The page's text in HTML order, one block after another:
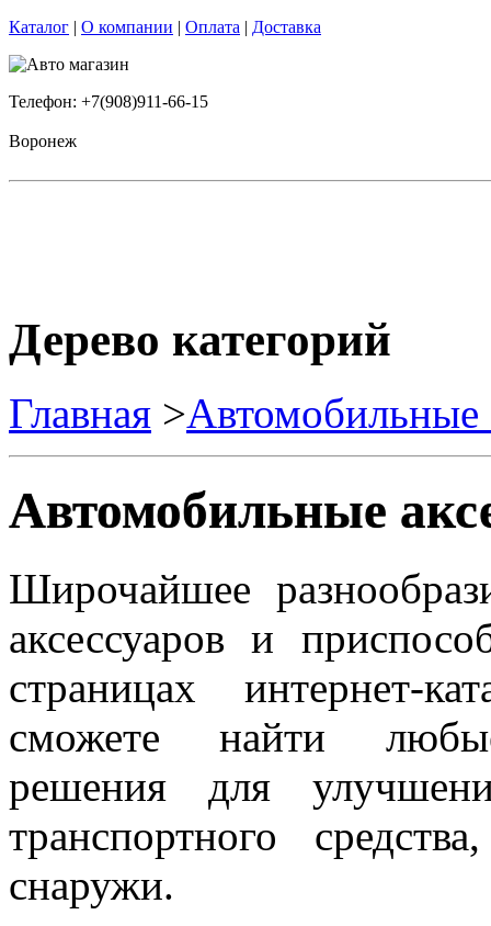
Каталог | О компании | Оплата | Доставка
Телефон: +7(908)911-66-15
Воронеж
Дерево категорий
Главная >Автомобильные
Автомобильные
Широчайшее
аксессуаров и
страницах интернет-
сможете найти любые
решения для
транспортного
снаружи.